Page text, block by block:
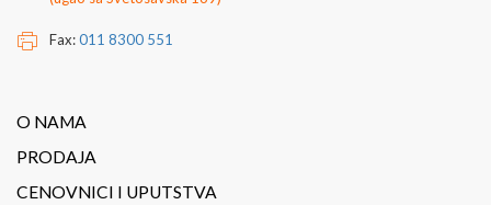
Fax:011 8300 551
O NAMA
PRODAJA
CENOVNICI I UPUTSTVA